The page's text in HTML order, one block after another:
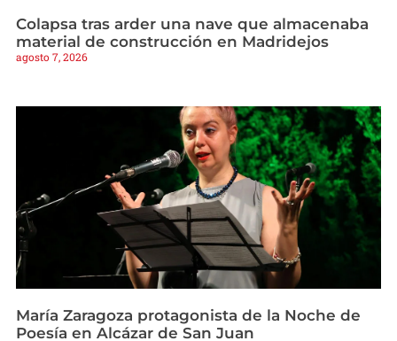
Colapsa tras arder una nave que almacenaba
material de construcción en Madridejos
agosto 7, 2026
María Zaragoza protagonista de la Noche de
Poesía en Alcázar de San Juan